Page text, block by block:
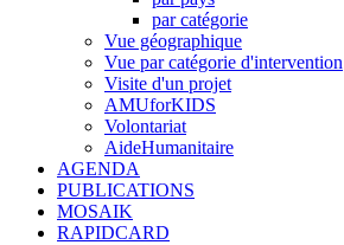
par catégorie
Vue géographique
Vue par catégorie d'intervention
Visite d'un projet
AMUforKIDS
Volontariat
AideHumanitaire
AGENDA
PUBLICATIONS
MOSAIK
RAPIDCARD